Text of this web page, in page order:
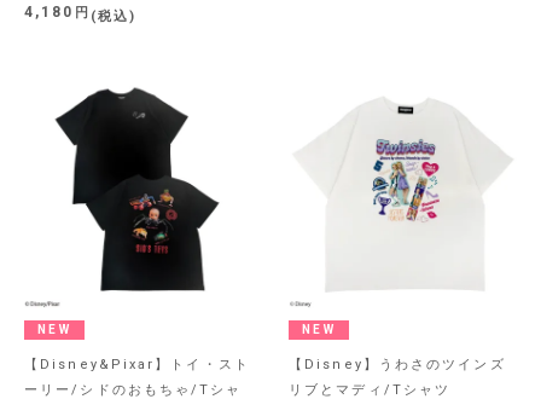
4,180 税込
NEW
【Disney&Pixar】トイ・スト
ーリー/シドのおもちゃ/Tシャ
NEW
【Disney】うわさのツインズ
リブとマディ/Tシャツ